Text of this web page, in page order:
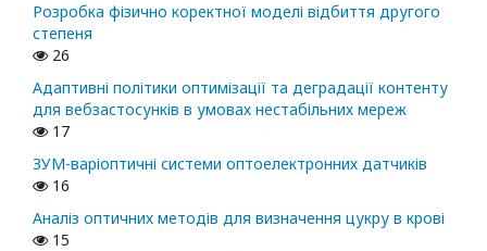
Розробка фізично коректної моделі відбиття другого
степеня
26
Адаптивні політики оптимізації та деградації контенту
для вебзастосунків в умовах нестабільних мереж
17
ЗУМ-варіоптичні системи оптоелектронних датчиків
16
Аналіз оптичних методів для визначення цукру в крові
15